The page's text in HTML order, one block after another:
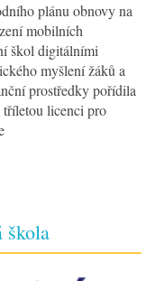
plánu obnovy na
mobilních
škol digitálními
myšlení žáků a
prostředky pořídila
licenci pro
škola